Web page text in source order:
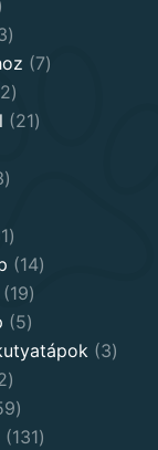
23
products
77
12
products
2121
23
131
products
1414
1919
products
55
products33
122
products
159
products
131131